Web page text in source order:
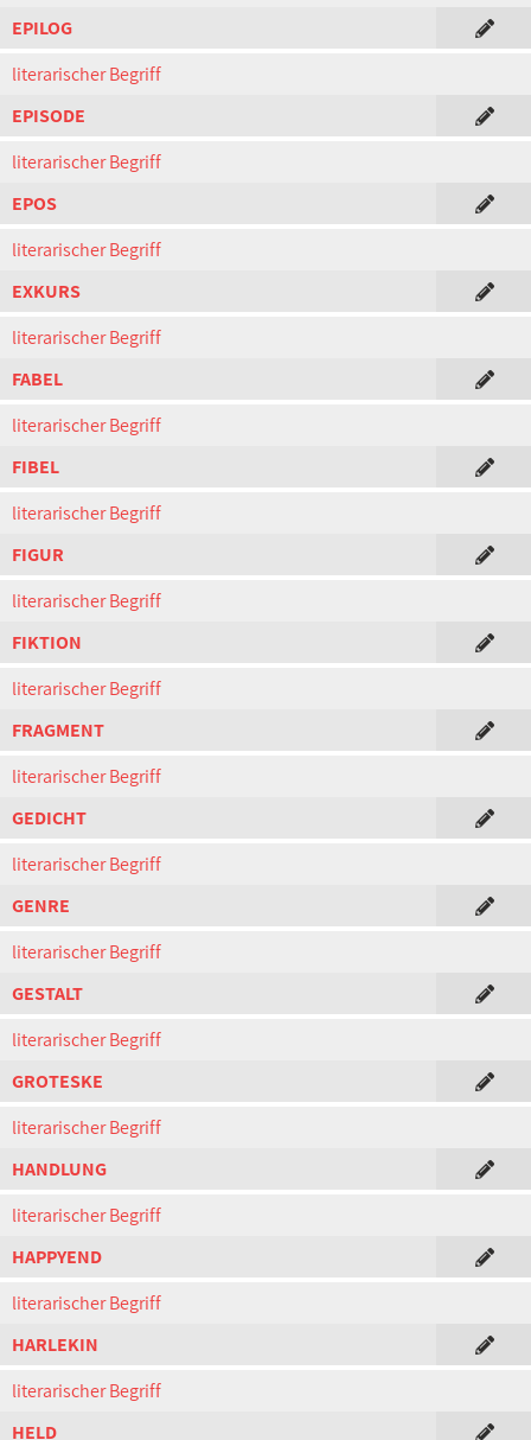
EPILOG
literarischer Begriff
EPISODE
literarischer Begriff
EPOS
literarischer Begriff
EXKURS
literarischer Begriff
FABEL
literarischer Begriff
FIBEL
literarischer Begriff
FIGUR
literarischer Begriff
FIKTION
literarischer Begriff
FRAGMENT
literarischer Begriff
GEDICHT
literarischer Begriff
GENRE
literarischer Begriff
GESTALT
literarischer Begriff
GROTESKE
literarischer Begriff
HANDLUNG
literarischer Begriff
HAPPYEND
literarischer Begriff
HARLEKIN
literarischer Begriff
HELD